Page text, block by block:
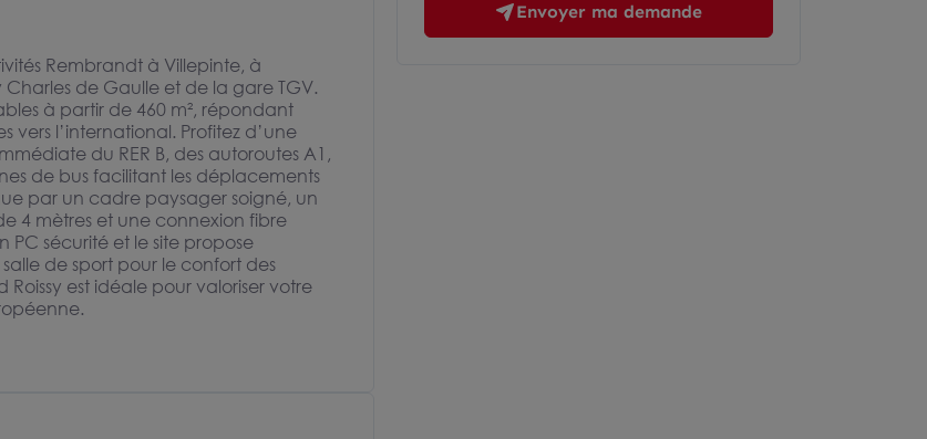
Rembrandt à Villepinte, à
de Gaulle et de la gare TGV.
à partir de 460 m², répondant
vers l’international. Profitez d’une
du RER B, des autoroutes A1,
de bus facilitant les déplacements
par un cadre paysager soigné, un
4 mètres et une connexion fibre
PC sécurité et le site propose
de sport pour le confort des
est idéale pour valoriser votre
Envoyer ma demande